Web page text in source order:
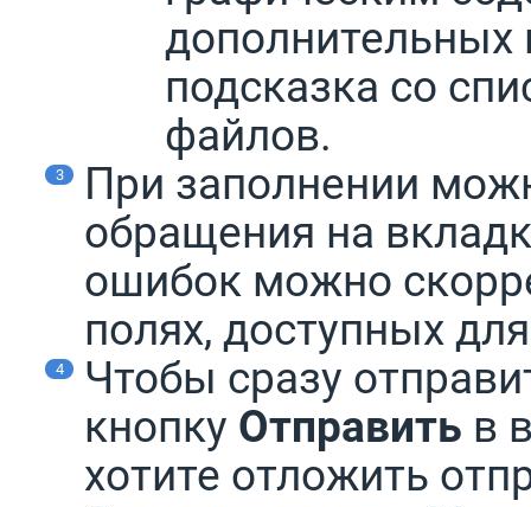
дополнительных
подсказка со
файлов.
При заполнении
обращения на
ошибок можно
полях, доступных
Чтобы сразу
кнопку Отправить в
хотите отложить